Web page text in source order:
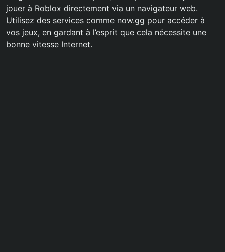
jouer à Roblox directement via un navigateur web.
Utilisez des services comme now.gg pour accéder à
vos jeux, en gardant à l’esprit que cela nécessite une
bonne vitesse Internet.